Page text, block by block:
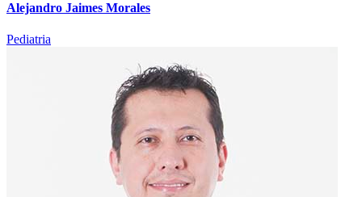
Alejandro Jaimes Morales
Pediatria